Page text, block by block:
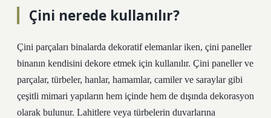
Çini nerede kullanılır?
Çini parçaları binalarda dekoratif elemanlar iken, çini paneller
binanın kendisini dekore etmek için kullanılır. Çini paneller ve
parçalar, türbeler, hanlar, hamamlar, camiler ve saraylar gibi
çeşitli mimari yapıların hem içinde hem de dışında dekorasyon
olarak bulunur. Lahitlere veya türbelerin duvarlarına